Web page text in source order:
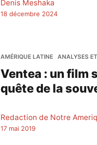
Denis Meshaka
18 décembre 2024
AMÉRIQUE LATINE ANALYSES
Ventea : un film
quête de la
Redaction de Notre
17 mai 2019